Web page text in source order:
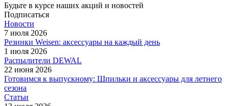
Будьте в курсе наших акций и новостей
Подписаться
Новости
7 июля 2026
Резинки Weisen: аксессуары на каждый день
1 июля 2026
Распылители DEWAL
22 июня 2026
Готовимся к выпускному: Шпильки и аксессуары для летнего
сезона
Статьи